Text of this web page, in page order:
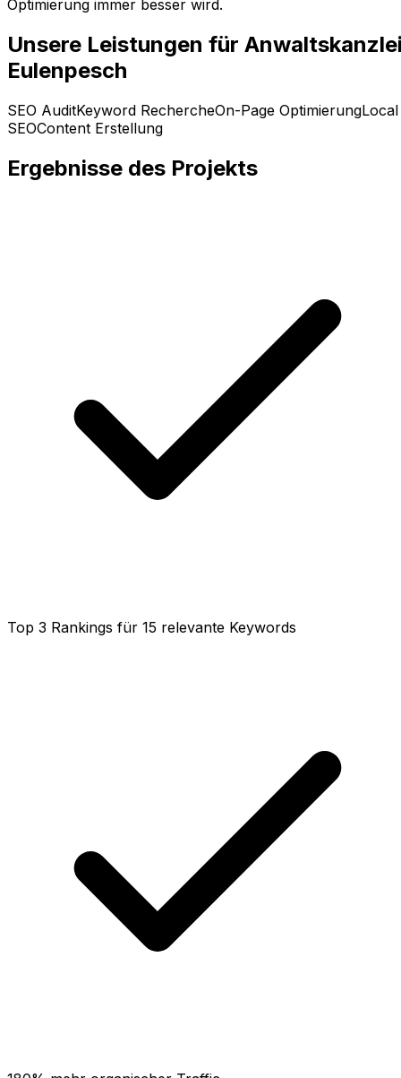
Optimierung immer besser wird.
Unsere Leistungen für
Eulenpesch
SEO AuditKeyword RechercheOn-Page OptimierungLocal
SEOContent Erstellung
Ergebnisse des Projekts
Top 3 Rankings für 15 relevante Keywords